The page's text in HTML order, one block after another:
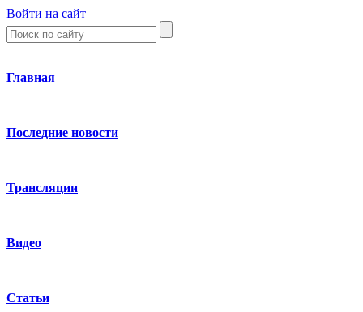
Войти на сайт
Главная
Последние новости
Трансляции
Видео
Статьи